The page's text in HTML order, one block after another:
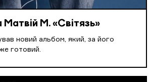
М. «Світязь»
новий альбом, який, за його
готовий.